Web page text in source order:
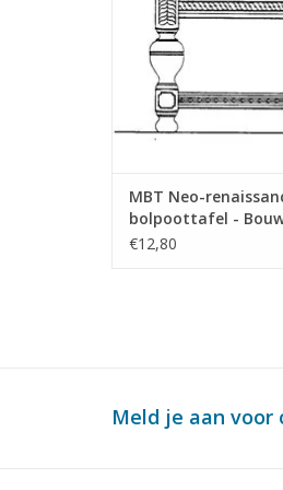
MBT Neo-
bolpoottafel -
Schaal 1 : N/A
€12,80
Meld je aan voor